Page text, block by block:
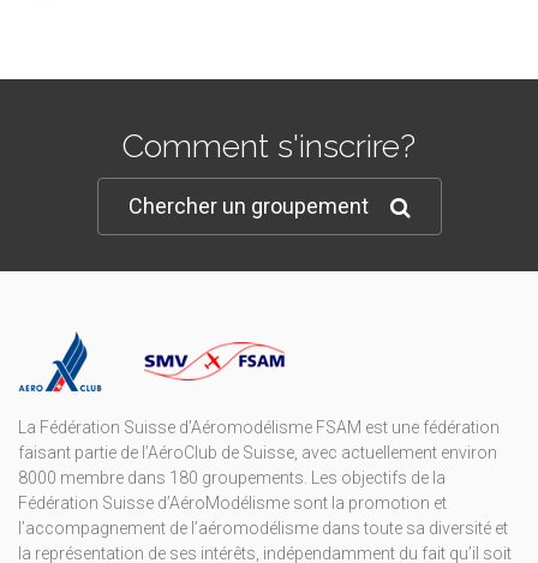
Comment s'inscrire?
Chercher un groupement
La Fédération Suisse d’Aéromodélisme FSAM est une fédération
faisant partie de l’AéroClub de Suisse, avec actuellement environ
8000 membre dans 180 groupements. Les objectifs de la
Fédération Suisse d’AéroModélisme sont la promotion et
l’accompagnement de l’aéromodélisme dans toute sa diversité et
la représentation de ses intérêts, indépendamment du fait qu’il soit